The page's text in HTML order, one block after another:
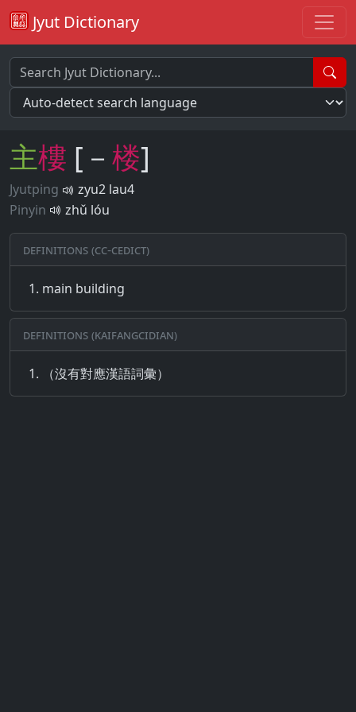
Jyut Dictionary
主樓 [－ 楼]
Jyutping
zyu2 lau4
Pinyin
zhǔ lóu
Definitions (CC-CEDICT)
main building
Definitions (Kaifangcidian)
（沒有對應漢語詞彙）